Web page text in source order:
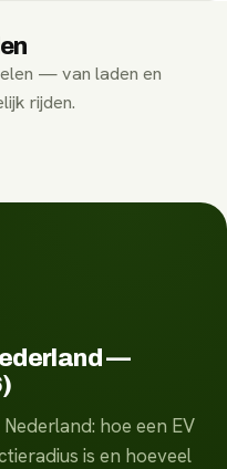
— van laden en
rijden.
—
hoe een EV
is en hoeveel